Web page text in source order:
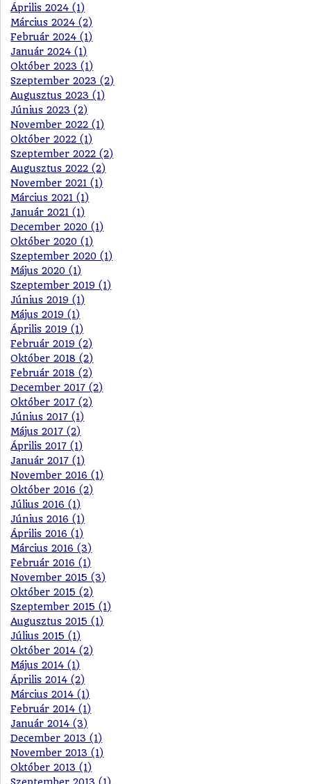
Április 2024 (1)
Március 2024 (2)
Február 2024 (1)
Január 2024 (1)
Október 2023 (1)
Szeptember 2023 (2)
Augusztus 2023 (1)
Június 2023 (2)
November 2022 (1)
Október 2022 (1)
Szeptember 2022 (2)
Augusztus 2022 (2)
November 2021 (1)
Március 2021 (1)
Január 2021 (1)
December 2020 (1)
Október 2020 (1)
Szeptember 2020 (1)
Május 2020 (1)
Szeptember 2019 (1)
Június 2019 (1)
Május 2019 (1)
Április 2019 (1)
Február 2019 (2)
Október 2018 (2)
Február 2018 (2)
December 2017 (2)
Október 2017 (2)
Június 2017 (1)
Május 2017 (2)
Április 2017 (1)
Január 2017 (1)
November 2016 (1)
Október 2016 (2)
Július 2016 (1)
Június 2016 (1)
Április 2016 (1)
Március 2016 (3)
Február 2016 (1)
November 2015 (3)
Október 2015 (2)
Szeptember 2015 (1)
Augusztus 2015 (1)
Július 2015 (1)
Október 2014 (2)
Május 2014 (1)
Április 2014 (2)
Március 2014 (1)
Február 2014 (1)
Január 2014 (3)
December 2013 (1)
November 2013 (1)
Október 2013 (1)